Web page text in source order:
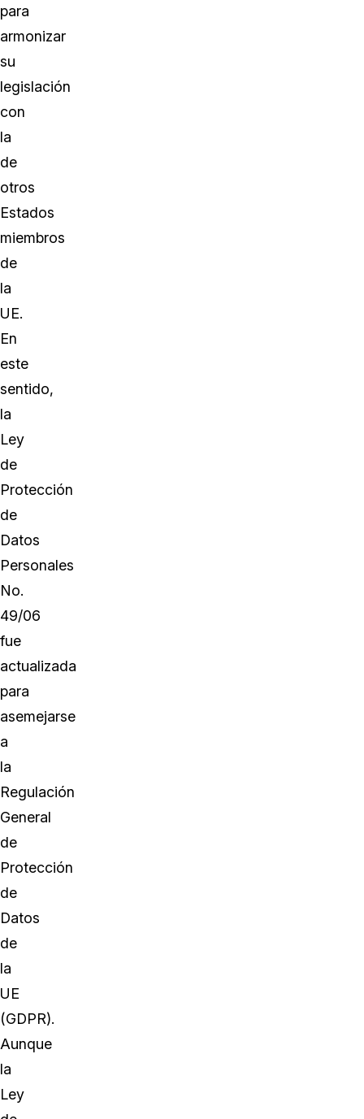
para
armonizar
su
legislación
con
la
de
otros
Estados
miembros
de
la
UE.
En
este
sentido,
la
Ley
de
Protección
de
Datos
Personales
No.
49/06
fue
actualizada
para
asemejarse
a
la
Regulación
General
de
Protección
de
Datos
de
la
UE
(GDPR).
Aunque
la
Ley